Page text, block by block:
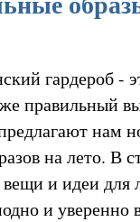
гардероб -
правильный
нам
на лето. В
и идеи для
и